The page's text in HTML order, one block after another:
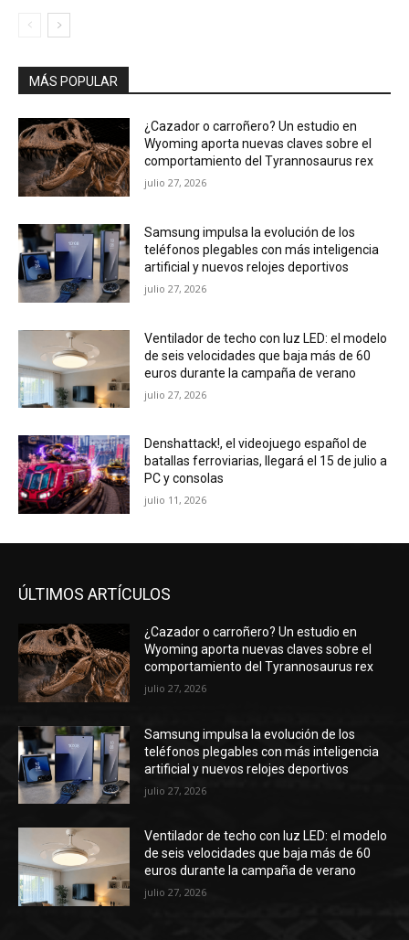
MÁS POPULAR
¿Cazador o carroñero? Un estudio en
Wyoming aporta nuevas claves sobre el
comportamiento del Tyrannosaurus rex
julio 27, 2026
Samsung impulsa la evolución de los
teléfonos plegables con más inteligencia
artificial y nuevos relojes deportivos
julio 27, 2026
Ventilador de techo con luz LED: el modelo
de seis velocidades que baja más de 60
euros durante la campaña de verano
julio 27, 2026
Denshattack!, el videojuego español de
batallas ferroviarias, llegará el 15 de julio a
PC y consolas
julio 11, 2026
ÚLTIMOS ARTÍCULOS
¿Cazador o carroñero? Un estudio en
Wyoming aporta nuevas claves sobre el
comportamiento del Tyrannosaurus rex
julio 27, 2026
Samsung impulsa la evolución de los
teléfonos plegables con más inteligencia
artificial y nuevos relojes deportivos
julio 27, 2026
Ventilador de techo con luz LED: el modelo
de seis velocidades que baja más de 60
euros durante la campaña de verano
julio 27, 2026